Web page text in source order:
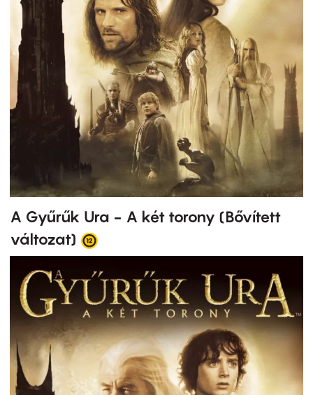
A Gyűrűk Ura - A két torony (Bővített
változat)